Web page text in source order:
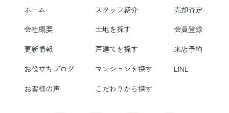
ホーム スタッフ紹介
売却査定
会社概要
土地を探す
会員登録
更新情報
戸建てを探す
来店予約
お役立ちブログ
マンションを探す
LINE
お客様の声
こだわりから探す